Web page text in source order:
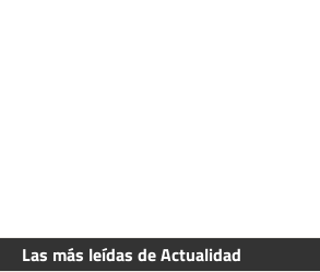
Las más leídas de Actualidad